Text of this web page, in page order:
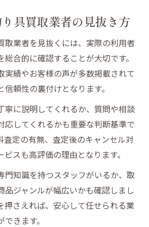
具買取業者の見抜き方
取業者を見抜くには、実際の利用者
合的に確認することが大切です。
実績やお客様の声が多数掲載されて
頼性の裏付けとなります。
寧に説明してくれるか、質問や相談
応してくれるかも重要な判断基準で
査定の有無、査定後のキャンセル対
スも高評価の理由となります。
門知識を持つスタッフがいるか、取
品ジャンルが幅広いかも確認しまし
押さえれば、安心して任せられる業
きます。